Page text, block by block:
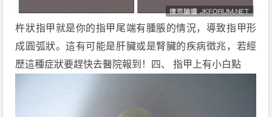
杵狀指甲就是你的指甲尾端有腫脹的情況，導致指甲形
成圓弧狀。這有可能是肝臟或是腎臟的疾病徵兆，若經
歷這種症狀要趕快去醫院報到！四、 指甲上有小白點